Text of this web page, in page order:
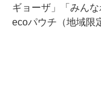
ギョーザ」「みん
ecoパウチ（地域限